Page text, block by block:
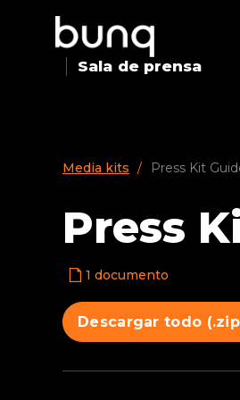
Sala de prensa
Media kits Press Kit
Press
1 documento
Descargar todo